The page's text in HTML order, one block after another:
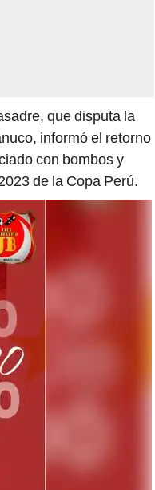
que disputa la
informó el retorno
con bombos y
de la Copa Perú.